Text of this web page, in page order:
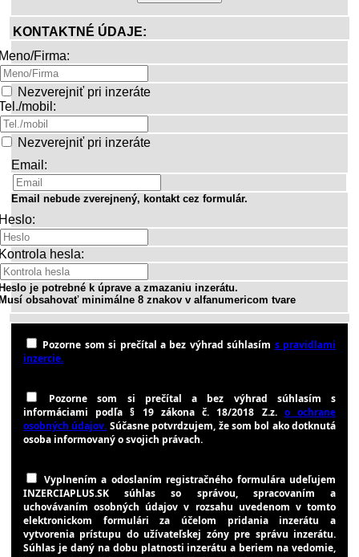
KONTAKTNÉ ÚDAJE:
Firma:
Nezverejniť pri inzeráte
mobil:
Nezverejniť pri inzeráte
Email:
Email nebude zverejnený, kontakt cez formulár.
hesla:
je potrebné k úprave a zmazaniu inzerátu.
obsahovať minimálne 8 znakov v alfanumericom tvare
Pozorne som si prečítal a bez výhrad súhlasím s pravidlami
inzercie.
Pozorne som si prečítal a bez výhrad súhlasím s
informáciami podľa § 19 zákona č. 18/2018 Z.z. o ochrane
osobných údajov. Súčasne potvrdzujem, že som bol ako dotknutá
osoba informovaný o svojich právach.
Vyplnením a odoslaním registračného formulára udeľujem
INZERCIAPLUS.SK súhlas so správou, spracovaním a
uchovávaním osobných údajov v rozsahu uvedenom v tomto
elektronickom formulári za účelom pridania inzerátu a
vytvorenia prístupu do užívateľskej zóny pre správu inzerátu.
Súhlas je daný na dobu platnosti inzerátu a beriem na vedomie,